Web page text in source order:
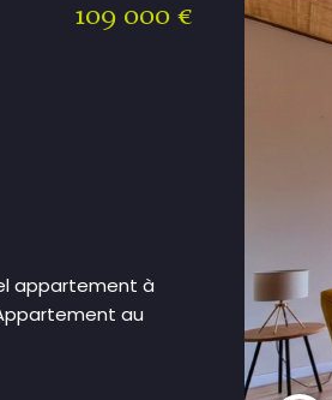
109 000 €
appartement à
au